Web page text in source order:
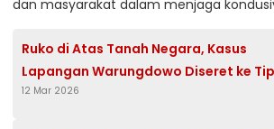
dan masyarakat dalam menjaga
Ruko di Atas Tanah Negara, Kasus
Lapangan Warungdowo Diseret ke
12 Mar 2026